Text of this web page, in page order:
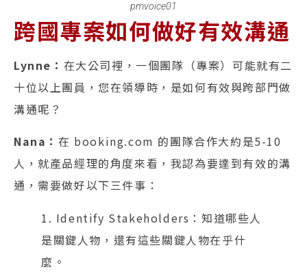
pmvoice01
跨國專案如何做好有效溝通
Lynne： 在大公司裡，一個團隊（專案）可能就有二
十位以上團員，您在領導時，是如何有效與跨部門做
溝通呢？
Nana： 在 booking.com 的團隊合作大約是5-10
人，就產品經理的角度來看，我認為要達到有效的溝
通，需要做好以下三件事：
1. Identify Stakeholders：知道哪些人
是關鍵人物，還有這些關鍵人物在乎什
麼。